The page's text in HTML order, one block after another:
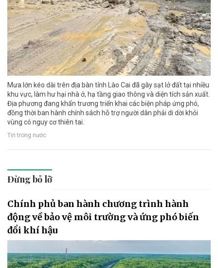
Mưa lớn kéo dài trên địa bàn tỉnh Lào Cai đã gây sạt lở đất tại nhiều
khu vực, làm hư hại nhà ở, hạ tầng giao thông và diện tích sản xuất.
Địa phương đang khẩn trương triển khai các biện pháp ứng phó,
đồng thời ban hành chính sách hỗ trợ người dân phải di dời khỏi
vùng có nguy cơ thiên tai.
Tin trong nước
Đừng bỏ lỡ
Chính phủ ban hành chương trình hành
động về bảo vệ môi trường và ứng phó biến
đổi khí hậu